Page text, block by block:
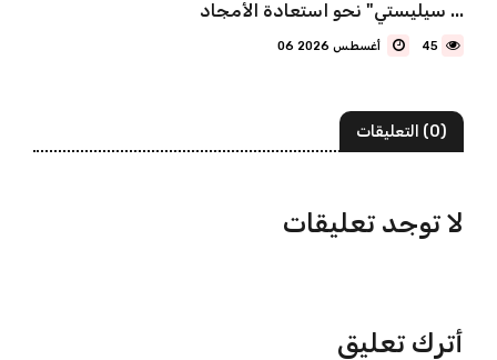
سيليستي" نحو استعادة الأمجاد ...
45
(0) التعليقات
لا توجد تعليقات
أترك تعليق